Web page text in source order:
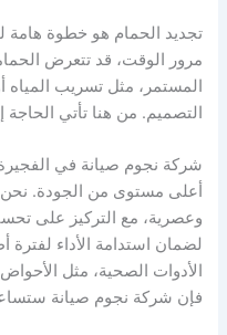
تجديد الحمام هو خطوة هامة
مرور الوقت، قد تتعرض
المستمر، مثل تسريب المياه
التصميم. من هنا تأتي
شركة نجوم صيانة في
أعلى مستوى من الجودة.
وعصرية، مع التركيز على
لضمان استدامة الأداء
الأدوات الصحية، مثل
فإن شركة نجوم صيانة